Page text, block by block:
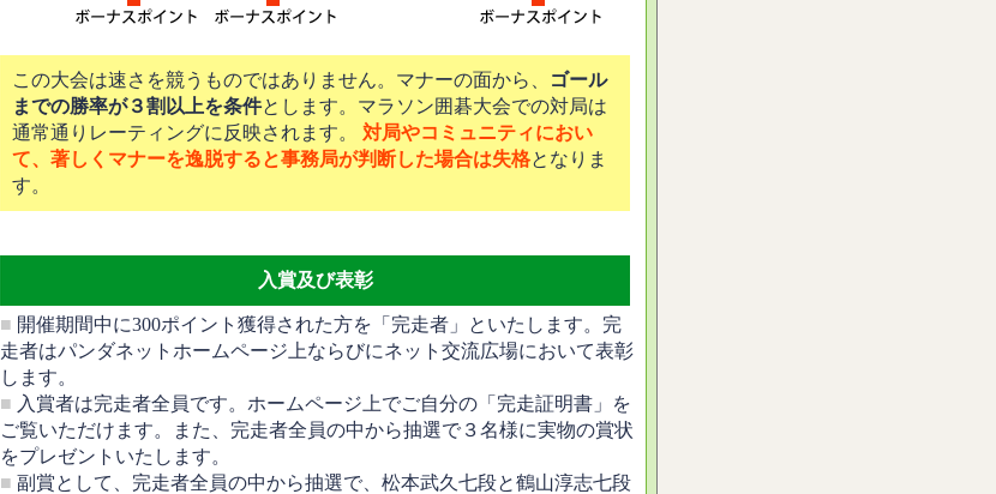
この大会は速さを競うものではありません。マナーの面から、
ゴール
までの勝率が３割以上を条件とします。マラソン囲碁大会での対局は
通常通りレーティングに反映されます。 対局やコミュニティにおい
て、著しくマナーを逸脱すると事務局が判断した場合は失格となりま
す。
入賞及び表彰
■ 開催期間中に300ポイント獲得された方を「完走者」といたします。完
走者はパンダネットホームページ上ならびにネット交流広場において表彰
します。
■ 入賞者は完走者全員です。ホームページ上でご自分の「完走証明書」を
ご覧いただけます。また、完走者全員の中から抽選で３名様に実物の賞状
をプレゼントいたします。
■ 副賞として、完走者全員の中から抽選で、松本武久七段と鶴山淳志七段